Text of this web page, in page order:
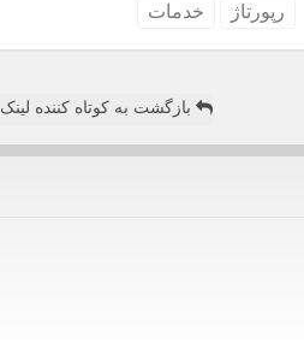
رپورتاژ
خدمات
بازگشت به کوتاه کننده لینک